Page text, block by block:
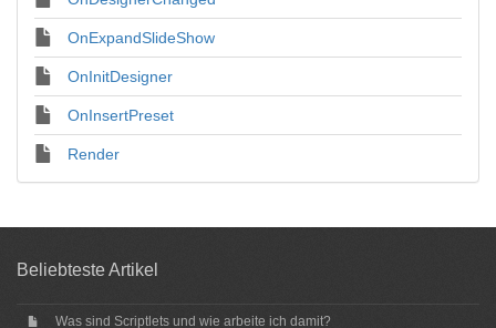
OnExpandSlideShow
OnInitDesigner
OnInsertPreset
Render
Beliebteste Artikel
Was sind Scriptlets und wie arbeite ich damit?